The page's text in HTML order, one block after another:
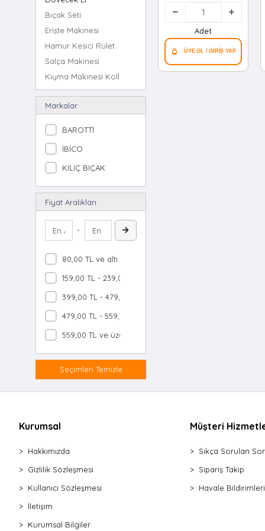
Bıçak Seti
Erişte Makinesi
Hamur Kesici Rulet
Salça Makinesi
Kıyma Makinesi Kollu
Domates Çekme Aparatı
Açacak Plastik
Merdane Ahşap
Oklava Ahşap
Kevgir Metal
Fındık & Ceviz Kırcak Metal
Sarımsak Ezici Metal
Açacak Tirbuşon
Fındık & Ceviz Kırcak Metal 2li Set
Fındık & Ceviz Kırcak Metal Huni Tipi
Makas Mutfak
Çırpıcı Metal
Rende 4 Gen
Dilimleyici Peynir
Soyacak & Oyacak
Patates Ezici Metal
Çekirdek Çıkarıcı
Rende Plastik Saplı
Dilimleyici Patates
Soyacak Tek Başlı
Rende & Soyacak Seti
Markalar
BAROTTİ
İBİCO
KILIÇ BIÇAK
Fiyat Aralıkları
-
80,00 TL ve altı
159,00 TL - 239,00 TL
399,00 TL - 479,00 TL
479,00 TL - 559,00 TL
559,00 TL ve üzeri
Seçimleri Temizle
Metal ) ( Paslanmaz
Çelik ) Et
Dövecek*72
Adet
Kurumsal
Hakkımızda
Gizlilik Sözleşmesi
Kullanıcı Sözleşmesi
İletişim
Kurumsal Bilgiler
Müşteri
Sıkça Sorulan
Sipariş Takip
Havale Bildirimleri